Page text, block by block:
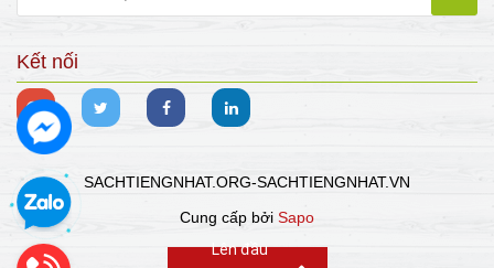
Kết nối
SACHTIENGNHAT.ORG-SACHTIENGNHAT.VN
Cung cấp bởi Sapo
Lên đầu